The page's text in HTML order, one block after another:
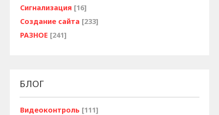
Сигнализация [16]
Создание сайта [233]
РАЗНОЕ [241]
БЛОГ
Видеоконтроль [111]